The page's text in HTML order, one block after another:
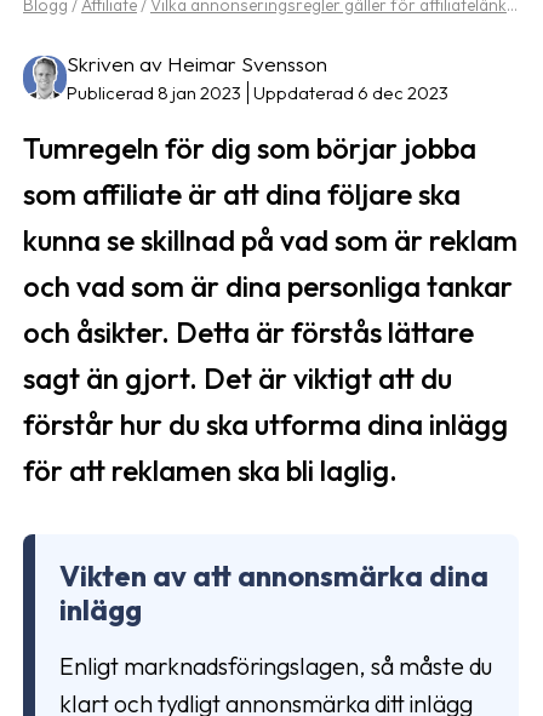
Blogg /Affiliate/Vilka annonseringsregler gäller för affiliatelänkar?
Skriven av Heimar Svensson
Publicerad 8 jan 2023 Uppdaterad 6 dec 2023
Tumregeln för dig som börjar jobba
som affiliate är att dina följare ska
kunna se skillnad på vad som är reklam
och vad som är dina personliga tankar
och åsikter. Detta är förstås lättare
sagt än gjort. Det är viktigt att du
förstår hur du ska utforma dina inlägg
för att reklamen ska bli laglig.
Vikten av att annonsmärka dina
inlägg
Enligt marknadsföringslagen, så måste du
klart och tydligt annonsmärka ditt inlägg